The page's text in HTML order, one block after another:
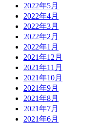
2022年5月
2022年4月
2022年3月
2022年2月
2022年1月
2021年12月
2021年11月
2021年10月
2021年9月
2021年8月
2021年7月
2021年6月